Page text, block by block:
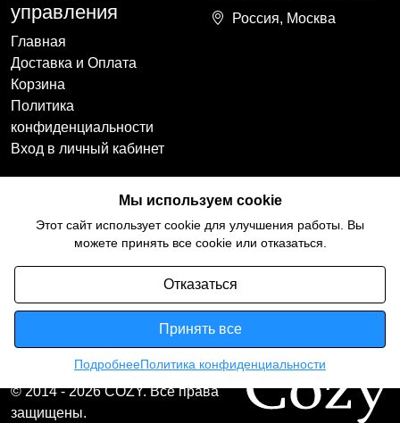
управления
Главная
Доставка и Оплата
Корзина
Политика
конфиденциальности
Вход в личный кабинет
Россия, Москва
ccozy@yandex.ru
сетях
© 2014 - 2026 COZY. Все права
защищены.
Мы используем cookie
Этот сайт использует cookie для улучшения работы. Вы
можете принять все cookie или отказаться.
Отказаться
Принять все
ПодробнееПолитика конфиденциальности